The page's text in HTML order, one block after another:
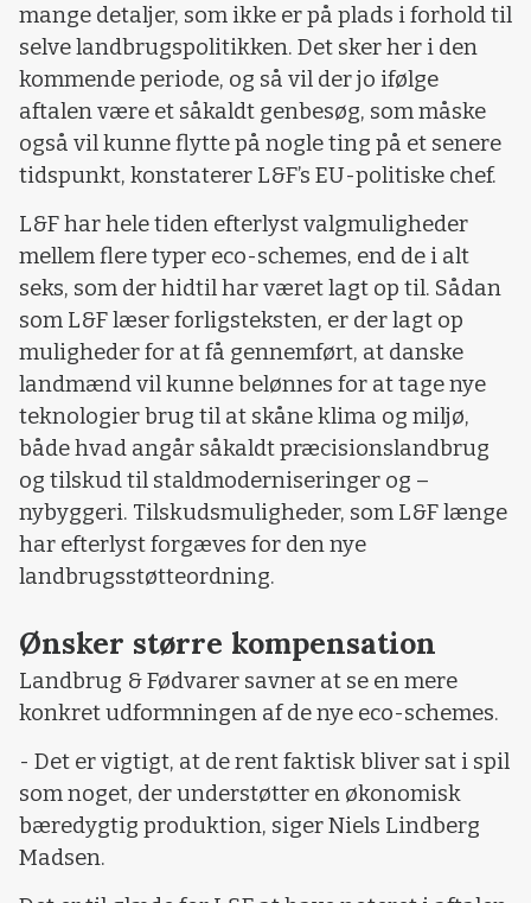
mange detaljer, som ikke er på plads i forhold til
selve landbrugspolitikken. Det sker her i den
kommende periode, og så vil der jo ifølge
aftalen være et såkaldt genbesøg, som måske
også vil kunne flytte på nogle ting på et senere
tidspunkt, konstaterer L&F’s EU-politiske chef.
L&F har hele tiden efterlyst valgmuligheder
mellem flere typer eco-schemes, end de i alt
seks, som der hidtil har været lagt op til. Sådan
som L&F læser forligsteksten, er der lagt op
muligheder for at få gennemført, at danske
landmænd vil kunne belønnes for at tage nye
teknologier brug til at skåne klima og miljø,
både hvad angår såkaldt præcisionslandbrug
og tilskud til staldmoderniseringer og –
nybyggeri. Tilskudsmuligheder, som L&F længe
har efterlyst forgæves for den nye
landbrugsstøtteordning.
Ønsker større kompensation
Landbrug & Fødvarer savner at se en mere
konkret udformningen af de nye eco-schemes.
- Det er vigtigt, at de rent faktisk bliver sat i spil
som noget, der understøtter en økonomisk
bæredygtig produktion, siger Niels Lindberg
Madsen.